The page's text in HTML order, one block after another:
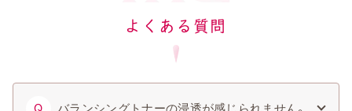
よくある質問